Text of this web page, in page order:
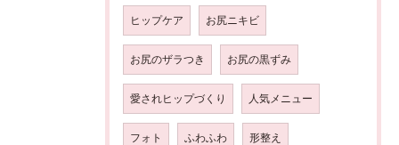
ヒップケア お尻ニキビ
お尻のザラつき お尻の黒ずみ
愛されヒップづくり 人気メニュー
フォト ふわふわ 形整え